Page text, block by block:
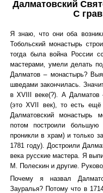
Далматовский
С
Я знаю, что они оба
Тобольский монастырь
тогда была война России
мастерами, умели делать
Далматов – монастырь?
шведами закончилась.
в XVIII веке(?). А Далматов
(это XVII век), то есть
Далматовский монастырь
потом построили
проникли в храм) и только
1781 году). Достроили
века русские мастера. Я
М. Полескин и другие.
Почему я назвал
Зауралья? Потому что в